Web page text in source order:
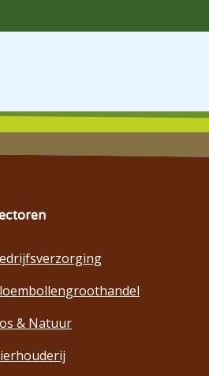
& Natuur